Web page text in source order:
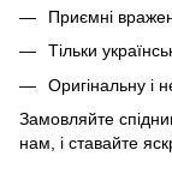
Приємні
Тільки
Оригінальну і
Замовляйте
нам, і ставайте